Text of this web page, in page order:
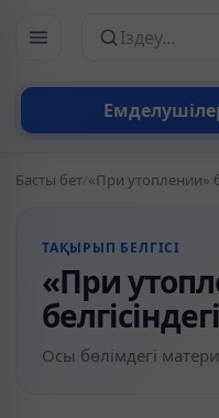
Сайттан іздеу
Басты бет/«При утоплении»
ТАҚЫРЫП БЕЛГІСІ
«При
Осы бөлімдегі